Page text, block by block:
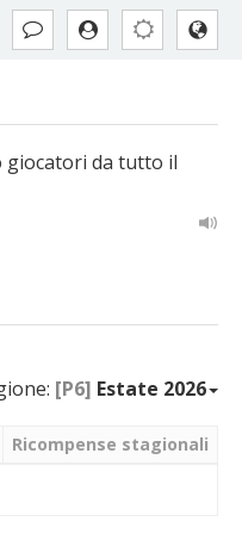
giocatori da tutto il
[P6] Estate 2026
Ricompense stagionali